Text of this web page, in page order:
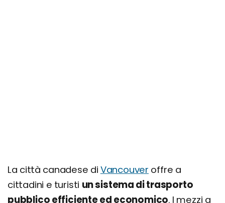
La città canadese di Vancouver offre a
cittadini e turisti un sistema di trasporto
pubblico efficiente ed economico. I mezzi a